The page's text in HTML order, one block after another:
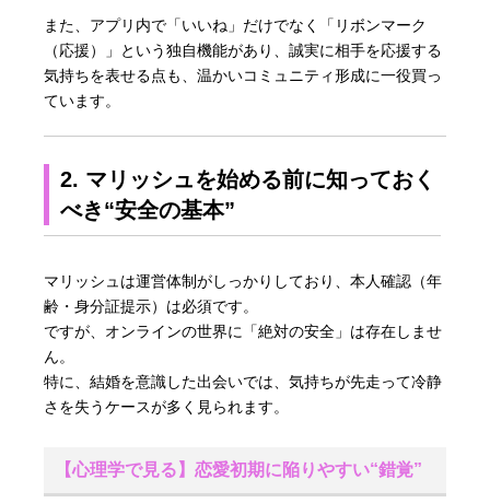
また、アプリ内で「いいね」だけでなく「リボンマーク
（応援）」という独自機能があり、誠実に相手を応援する
気持ちを表せる点も、温かいコミュニティ形成に一役買っ
ています。
2. マリッシュを始める前に知っておく
べき“安全の基本”
マリッシュは運営体制がしっかりしており、本人確認（年
齢・身分証提示）は必須です。
ですが、オンラインの世界に「絶対の安全」は存在しませ
ん。
特に、結婚を意識した出会いでは、気持ちが先走って冷静
さを失うケースが多く見られます。
【心理学で見る】恋愛初期に陥りやすい“錯覚”